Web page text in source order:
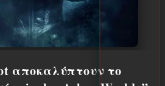
αποκαλύπτουν το